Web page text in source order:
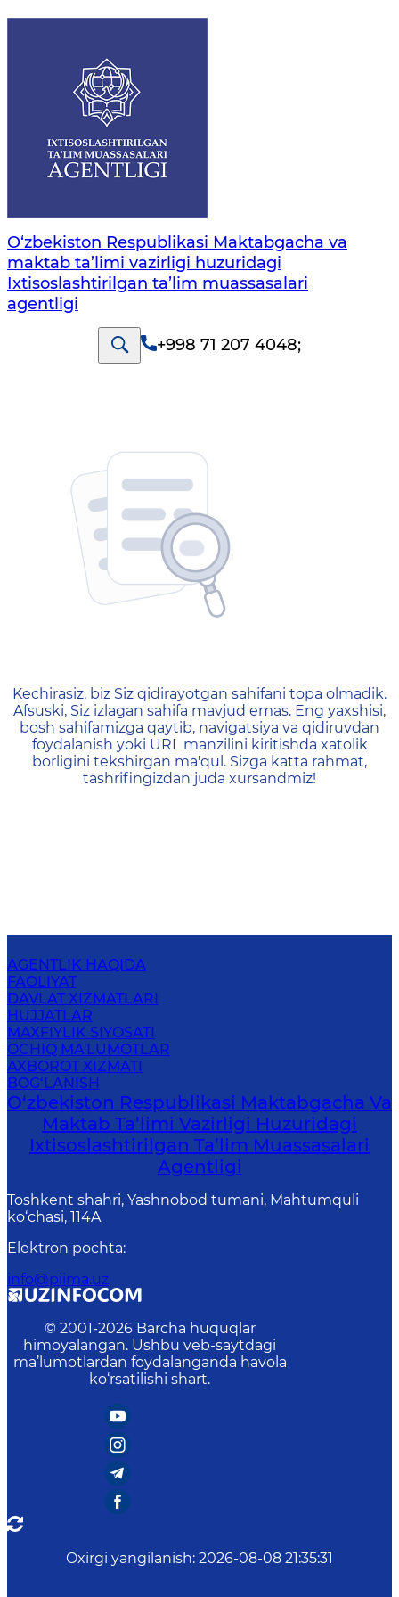
O‘zbekiston Respublikasi Maktabgacha va
maktab ta’limi vazirligi huzuridagi
Ixtisoslashtirilgan ta’lim muassasalari
agentligi
+998 71 207 4048;
404 — Страница не
Kechirasiz, biz Siz qidirayotgan sahifani topa olmadik.
Afsuski, Siz izlagan sahifa mavjud emas. Eng yaxshisi,
bosh sahifamizga qaytib, navigatsiya va qidiruvdan
foydalanish yoki URL manzilini kiritishda xatolik
borligini tekshirgan ma'qul. Sizga katta rahmat,
tashrifingizdan juda xursandmiz!
AGENTLIK HAQIDA
FAOLIYAT
DAVLAT XIZMATLARI
HUJJATLAR
MAXFIYLIK SIYOSATI
OCHIQ MA'LUMOTLAR
AXBOROT XIZMATI
BOG‘LANISH
O‘zbekiston Respublikasi Maktabgacha Va
Maktab Ta’limi Vazirligi Huzuridagi
Ixtisoslashtirilgan Ta’lim Muassasalari
Agentligi
Toshkent shahri, Yashnobod tumani, Mahtumquli
ko‘chasi, 114A
Elektron pochta:
info@piima.uz
© 2001-2026 Barcha huquqlar
himoyalangan. Ushbu veb-saytdagi
ma’lumotlardan foydalanganda havola
ko‘rsatilishi shart.
Oxirgi yangilanish: 2026-08-08 21:35:31